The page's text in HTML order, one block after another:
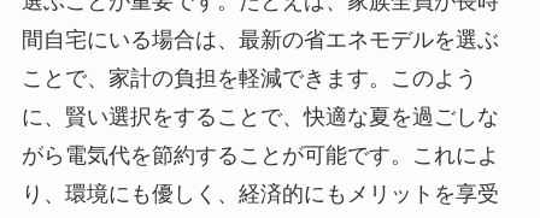
間自宅にいる場合は、最新の省エネモデルを選ぶ
ことで、家計の負担を軽減できます。このよう
に、賢い選択をすることで、快適な夏を過ごしな
がら電気代を節約することが可能です。これによ
り、環境にも優しく、経済的にもメリットを享受